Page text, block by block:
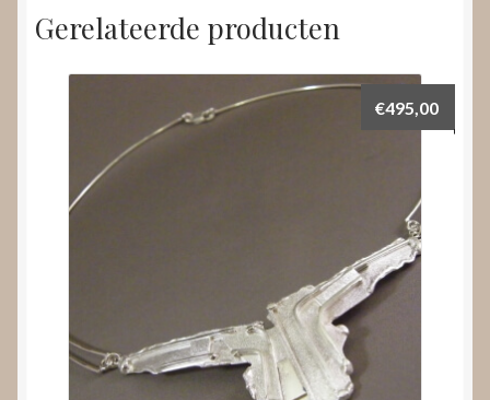
Gerelateerde producten
€495,00